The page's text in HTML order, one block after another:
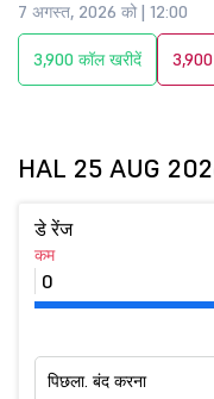
7 अगस्त, 2026 को | 12:00
3,900 कॉल खरीदें
HAL 25 AUG
डे रेंज
कम
0
पिछला. बंद करना